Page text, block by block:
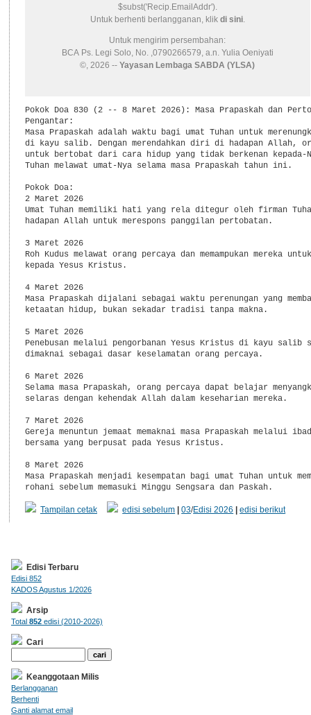
$subst('Recip.EmailAddr').
Untuk berhenti berlangganan, klik di sini.
Untuk mengirim persembahan:
BCA Ps. Legi Solo, No. ,0790266579, a.n. Yulia Oeniyati
©, 2026 --Yayasan Lembaga SABDA (YLSA)
Pokok Doa 830 (2 -- 8 Maret 2026): Masa Prapaskah dan
Pengantar:
Masa Prapaskah adalah waktu bagi umat Tuhan untuk
di kayu salib. Dengan merendahkan diri di hadapan Allah,
untuk bertobat dari cara hidup yang tidak berkenan kepada-
Tuhan melawat umat-Nya selama masa Prapaskah tahun ini.
Pokok Doa:
2 Maret 2026
Umat Tuhan memiliki hati yang rela ditegur oleh firman
hadapan Allah untuk merespons panggilan pertobatan.
3 Maret 2026
Roh Kudus melawat orang percaya dan memampukan mereka
kepada Yesus Kristus.
4 Maret 2026
Masa Prapaskah dijalani sebagai waktu perenungan yang
ketaatan hidup, bukan sekadar tradisi tanpa makna.
5 Maret 2026
Penebusan melalui pengorbanan Yesus Kristus di kayu salib
dimaknai sebagai dasar keselamatan orang percaya.
6 Maret 2026
Selama masa Prapaskah, orang percaya dapat belajar
selaras dengan kehendak Allah dalam keseharian mereka.
7 Maret 2026
Gereja menuntun jemaat memaknai masa Prapaskah melalui
bersama yang berpusat pada Yesus Kristus.
8 Maret 2026
Masa Prapaskah menjadi kesempatan bagi umat Tuhan untuk
Tampilan cetak edisi sebelum |03/Edisi 2026 |edisi berikut
Edisi Terbaru
Edisi 852
KADOS Agustus 1/2026
Arsip
Total 852edisi (2010-2026)
Cari
Keanggotaan Milis
Berlangganan
Berhenti
Ganti alamat email